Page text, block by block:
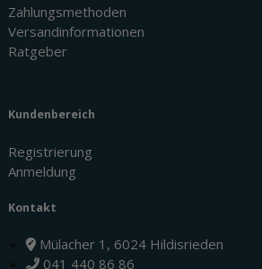
Zahlungsmethoden
Versandinformationen
Ratgeber
Kundenbereich
Registrierung
Anmeldung
Kontakt
Mülacher 1, 6024 Hildisrieden
041 440 86 86